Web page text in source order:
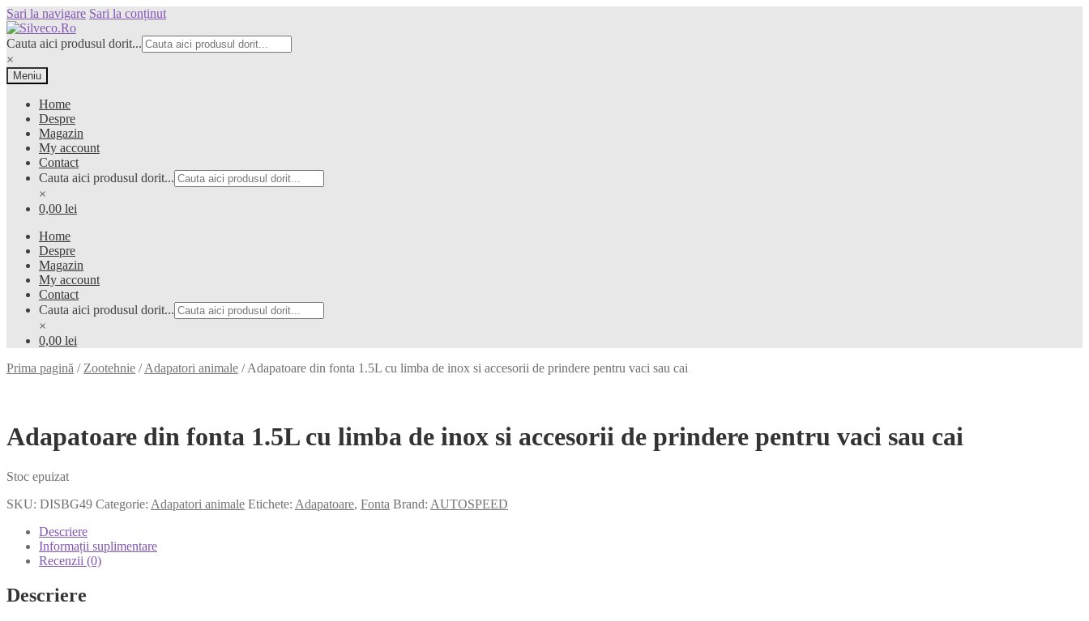
Sari la navigare Sari la conținut
Cauta aici produsul dorit...
×
Meniu
Home
Despre
Magazin
My account
Contact
Cauta aici produsul dorit...
×
0,00 lei
Home
Despre
Magazin
My account
Contact
Cauta aici produsul dorit...
×
0,00 lei
Prima pagină / Zootehnie /Adapatori animale /Adapatoare din fonta 1.5L cu limba de inox si accesorii de prindere pentru vaci sau cai
Adapatoare din fonta 1.5L cu limba de inox si accesorii de prindere pentru vaci sau cai
Stoc epuizat
SKU: DISBG49 Categorie: Adapatori animale Etichete: Adapatoare, Fonta Brand: AUTOSPEED
Descriere
Informații suplimentare
Recenzii (0)
Descriere